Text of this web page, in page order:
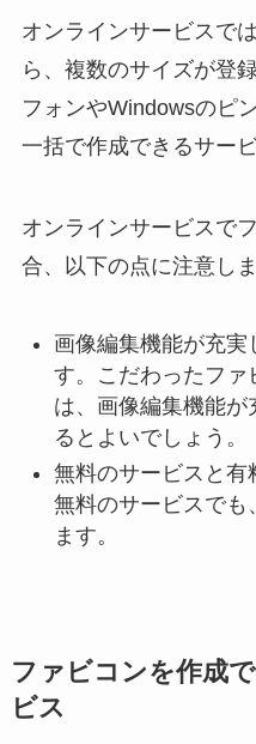
オンラインサービスで
ら、複数のサイズが登
フォンやWindowsのピ
一括で作成できるサー
オンラインサービスで
合、以下の点に注意しま
画像編集機能が充実
す。こだわったファ
は、画像編集機能
るとよいでしょう。
無料のサービスと有
無料のサービスでも
ます。
ファビコンを作成
ビス